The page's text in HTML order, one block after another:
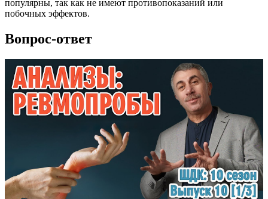
популярны, так как не имеют противопоказаний или
побочных эффектов.
Вопрос-ответ